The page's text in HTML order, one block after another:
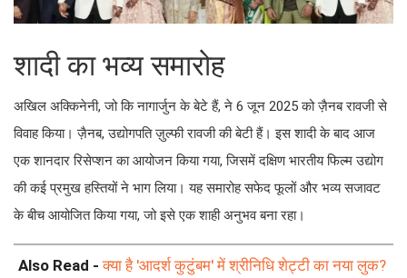
शादी का भव्य समारोह
अखिल अक्किनेनी, जो कि नागार्जुन के बेटे हैं, ने 6 जून 2025 को ज़ैनब रावजी से
विवाह किया। ज़ैनब, उद्योगपति ज़ुल्फी रावजी की बेटी हैं। इस शादी के बाद आज
एक शानदार रिसेप्शन का आयोजन किया गया, जिसमें दक्षिण भारतीय फिल्म उद्योग
की कई प्रमुख हस्तियों ने भाग लिया। यह समारोह सफेद फूलों और भव्य सजावट
के बीच आयोजित किया गया, जो इसे एक शाही अनुभव बना रहा।
Also Read -क्या है 'आदर्श कुटुंबम' में श्रीनिधि शेट्टी का नया लुक?